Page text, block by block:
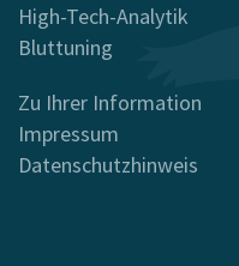
High-Tech-Analytik
Bluttuning
Zu Ihrer Information
Impressum
Datenschutzhinweis